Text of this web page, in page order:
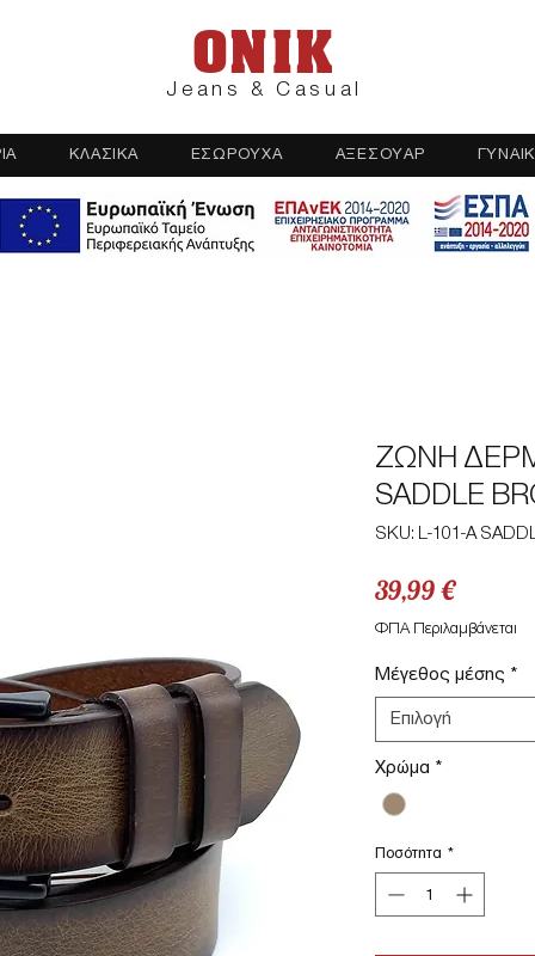
ONIK
Jeans & Casual
ΚΛΑΣΙΚΑ ΕΣΩΡΟΥΧΑ ΑΞΕΣΟΥΑΡ
ΖΩΝΗ
SADDLE
SKU: L-101-A
39,99 €Τιμή
ΦΠΑ Περιλαμβάνεται
Μέγεθος μέσης *
Επιλογή
Χρώμα *
Ποσότητα *